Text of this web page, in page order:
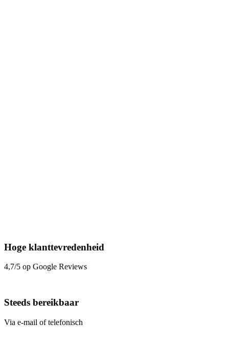
Hoge klanttevredenheid
4,7/5 op Google Reviews
Steeds bereikbaar
Via e-mail of telefonisch